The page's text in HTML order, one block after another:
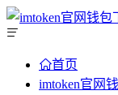
首页
imtoken官网